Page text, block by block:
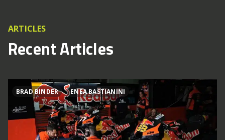
ARTICLES
Recent Articles
BRAD BINDER ENEA BASTIANINI